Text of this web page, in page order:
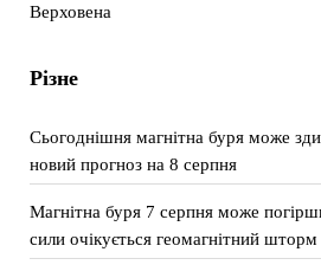
Верховена
Різне
Сьогоднішня магнітна буря може
новий прогноз на 8 серпня
Магнітна буря 7 серпня може
сили очікується геомагнітний шторм